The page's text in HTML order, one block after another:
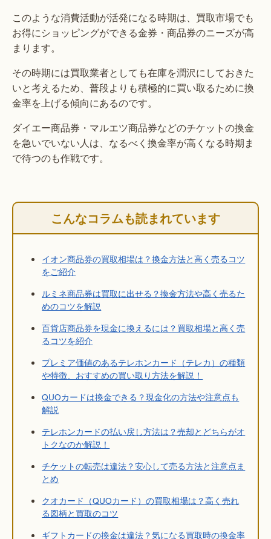
このような消費活動が活発になる時期は、買取市場でも
お得にショッピングができる金券・商品券のニーズが高
まります。
その時期には買取業者としても在庫を潤沢にしておきた
いと考えるため、普段よりも積極的に買い取るために換
金率を上げる傾向にあるのです。
ダイエー商品券・マルエツ商品券などのチケットの換金
を急いでいない人は、なるべく換金率が高くなる時期ま
で待つのも作戦です。
こんなコラムも読まれています
イオン商品券の買取相場は？換金方法と高く売るコツ
をご紹介
ルミネ商品券は買取に出せる？換金方法や高く売るた
めのコツを解説
百貨店商品券を現金に換えるには？買取相場と高く売
るコツを紹介
プレミア価値のあるテレホンカード（テレカ）の種類
や特徴、おすすめの買い取り方法を解説！
QUOカードは換金できる？現金化の方法や注意点も
解説
テレホンカードの払い戻し方法は？売却とどちらがオ
トクなのか解説！
チケットの転売は違法？安心して売る方法と注意点ま
とめ
クオカード（QUOカード）の買取相場は？高く売れ
る図柄と買取のコツ
ギフトカードの換金は違法？気になる買取時の換金率